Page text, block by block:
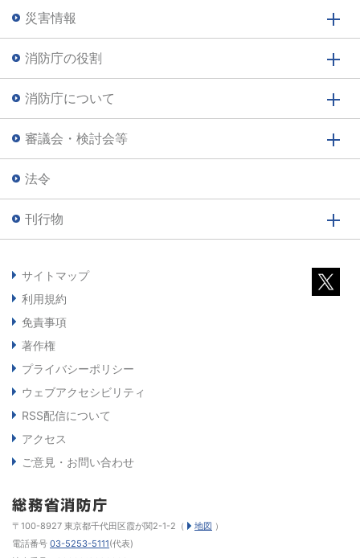
災害情報
消防庁の役割
消防庁について
審議会・検討会等
法令
刊行物
サイトマップ
利用規約
免責事項
著作権
プライバシーポリシー
ウェブアクセシビリティ
RSS配信について
アクセス
ご意見・お問い合わせ
〒100-8927 東京都千代田区霞が関2-1-2（ 地図 ）
電話番号 03-5253-5111(代表)